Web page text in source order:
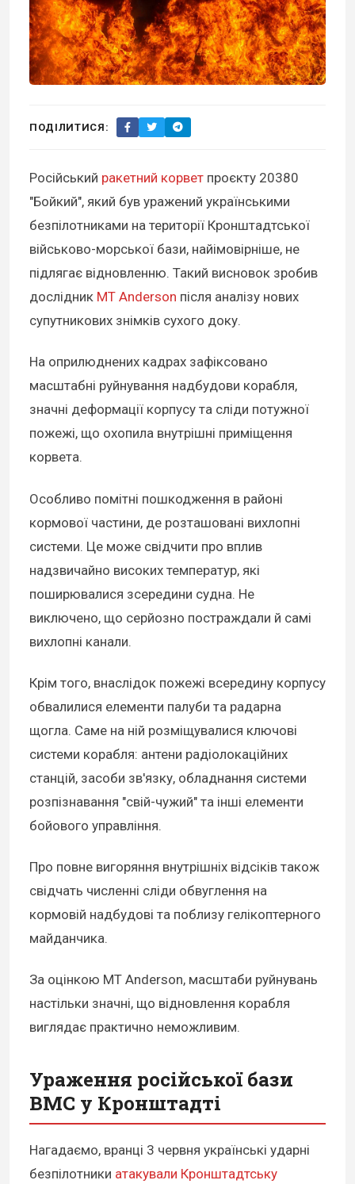
ПОДІЛИТИСЯ:
Російський ракетний корвет проєкту 20380
"Бойкий", який був уражений українськими
безпілотниками на території Кронштадтської
військово-морської бази, найімовірніше, не
підлягає відновленню. Такий висновок зробив
дослідник MT Anderson після аналізу нових
супутникових знімків сухого доку.
На оприлюднених кадрах зафіксовано
масштабні руйнування надбудови корабля,
значні деформації корпусу та сліди потужної
пожежі, що охопила внутрішні приміщення
корвета.
Особливо помітні пошкодження в районі
кормової частини, де розташовані вихлопні
системи. Це може свідчити про вплив
надзвичайно високих температур, які
поширювалися зсередини судна. Не
виключено, що серйозно постраждали й самі
вихлопні канали.
Крім того, внаслідок пожежі всередину корпусу
обвалилися елементи палуби та радарна
щогла. Саме на ній розміщувалися ключові
системи корабля: антени радіолокаційних
станцій, засоби зв'язку, обладнання системи
розпізнавання "свій-чужий" та інші елементи
бойового управління.
Про повне вигоряння внутрішніх відсіків також
свідчать численні сліди обвуглення на
кормовій надбудові та поблизу гелікоптерного
майданчика.
За оцінкою MT Anderson, масштаби руйнувань
настільки значні, що відновлення корабля
виглядає практично неможливим.
Ураження російської бази
ВМС у Кронштадті
Нагадаємо, вранці 3 червня українські ударні
безпілотники атакували Кронштадтську